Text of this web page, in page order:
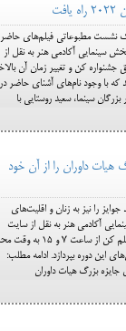
یک نشست مطبوعاتی فیلم‌های حاضر
سینمایی آکادمی هنر به نقل از
کن و تغییر زمان آن
که با وجود نام‌های آشنای حاضر در
سینما، سعید روستایی با
بزرگ هیات داوران را از آن خود
را نیز به زنان و اقلیت‌های
آکادمی هنر به نقل از سایت
رسمی جشنواره فیلم کن، مراسم اختتامیه جشنواره فیلم کن از ساعت
این دوره بپردازد. ادامه مطلب: